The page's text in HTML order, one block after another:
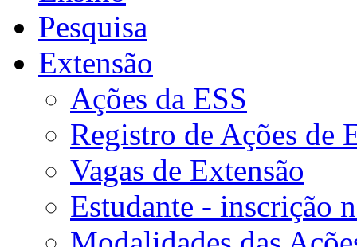
Pesquisa
Extensão
Ações da ESS
Registro de Ações de
Vagas de Extensão
Estudante - inscrição